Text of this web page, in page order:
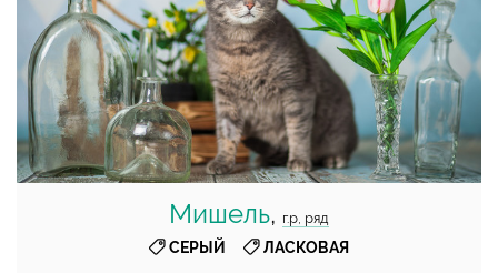
Мишель, г.р, ряд
СЕРЫЙ
ЛАСКОВАЯ